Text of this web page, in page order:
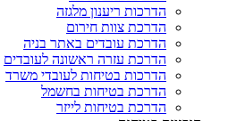
הדרכות ריענון מלגזה
הדרכת צוות חירום
הדרכת עובדים באתר בניה
הדרכת עזרה ראשונה לעובדים
הדרכות בטיחות לעובדי משרד
הדרכת בטיחות בחשמל
הדרכת בטיחות לייזר